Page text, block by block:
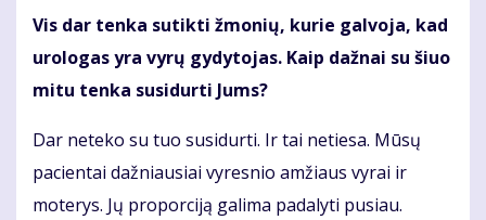
Vis dar tenka sutikti žmonių, kurie galvoja, kad
urologas yra vyrų gydytojas. Kaip dažnai su šiuo
mitu tenka susidurti Jums?
Dar neteko su tuo susidurti. Ir tai netiesa. Mūsų
pacientai dažniausiai vyresnio amžiaus vyrai ir
moterys. Jų proporciją galima padalyti pusiau.